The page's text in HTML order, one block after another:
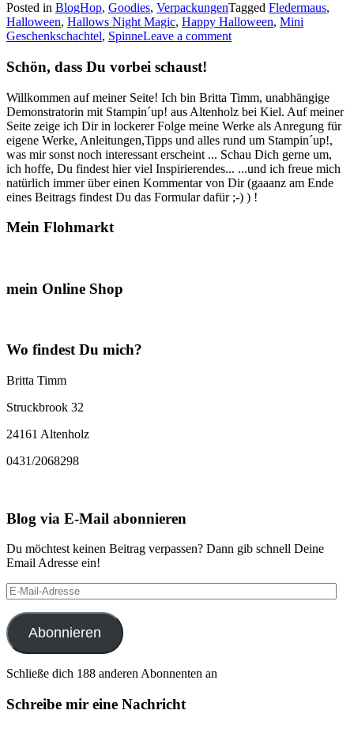
Hop:
Halloween…“
Posted in BlogHop, Goodies, VerpackungenTagged Fledermaus,
Halloween, Hallows Night Magic, Happy Halloween, Mini
Geschenkschachtel, SpinneLeave a comment
Schön, dass Du vorbei schaust!
Willkommen auf meiner Seite! Ich bin Britta Timm, unabhängige
Demonstratorin mit Stampin´up! aus Altenholz bei Kiel. Auf meiner
Seite zeige ich Dir in lockerer Folge meine Werke als Anregung für
eigene Werke, Anleitungen,Tipps und alles rund um Stampin´up!,
was mir sonst noch interessant erscheint ... Schau Dich gerne um,
ich hoffe, Du findest hier viel Inspirierendes... ...und ich freue mich
natürlich immer über einen Kommentar von Dir (gaaanz am Ende
eines Beitrags findest Du das Formular dafür ;-) ) !
Mein Flohmarkt
mein Online Shop
Wo findest Du mich?
Britta Timm
Struckbrook 32
24161 Altenholz
0431/2068298
Blog via E-Mail abonnieren
Du möchtest keinen Beitrag verpassen? Dann gib schnell Deine
Email Adresse ein!
E-
Mail-
Adresse
Abonnieren
Schließe dich 188 anderen Abonnenten an
Schreibe mir eine Nachricht